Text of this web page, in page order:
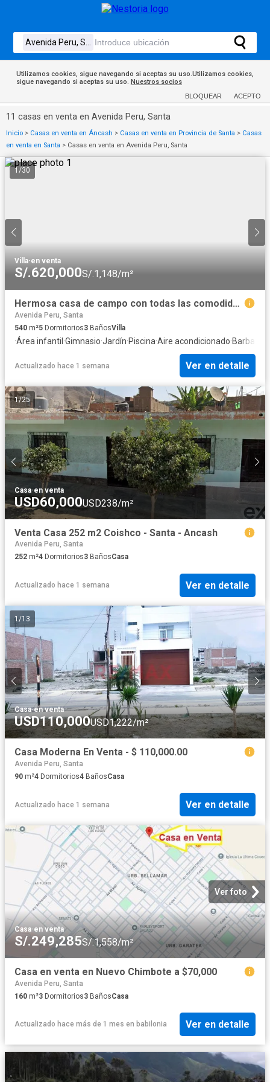
Utilizamos cookies, sigue navegando si aceptas su uso.Utilizamos cookies,
sigue navegando si aceptas su uso. Nuestros socios
BLOQUEAR ACEPTO
11 casas en venta en Avenida Peru, Santa
Inicio > Casas en venta en Áncash > Casas en venta en Provincia de Santa > Casas
en venta en Santa > Casas en venta en Avenida Peru, Santa
1 /30
Villa·en venta
S/.620,000S/.1,148/m²
Hermosa casa de campo con todas las comodidades
Avenida Peru, Santa
540 m²5 Dormitorios3 BañosVilla
·Área infantil ·Gimnasio·Jardín·Piscina·Aire acondicionado·Barbacoa
Actualizado hace 1 semana Ver en detalle
1/25
Casa·en venta
USD60,000USD238/m²
Venta Casa 252 m2 Coishco - Santa - Ancash
Avenida Peru, Santa
252 m²4 Dormitorios3 BañosCasa
Actualizado hace 1 semana Ver en detalle
1/13
Casa·en venta
USD110,000USD1,222/m²
Casa Moderna En Venta - $ 110,000.00
Avenida Peru, Santa
90 m²4 Dormitorios4 BañosCasa
Actualizado hace 1 semana Ver en detalle
Ver foto
Casa·en venta
S/.249,285S/.1,558/m²
Casa en venta en Nuevo Chimbote a $70,000
Avenida Peru, Santa
160 m²3 Dormitorios3 BañosCasa
Actualizado hace más de 1 mes en babilonia Ver en detalle